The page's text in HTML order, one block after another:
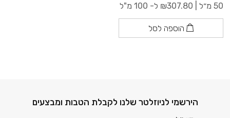
50 מ״ל | ₪307.80 ל- 100 מ"ל
הוספה לסל
הירשמי לניוזלטר שלנו לקבלת הטבות ומבצעים
דוא׳׳ל